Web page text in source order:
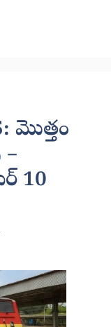
మొత్తం
–
10